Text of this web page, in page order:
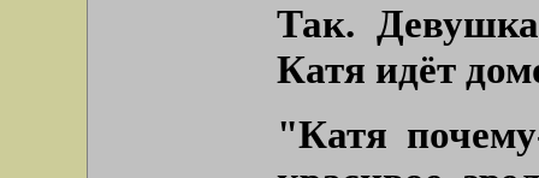
Так.
Катя идёт
"Катя